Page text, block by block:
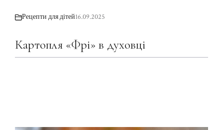
Рецепти для дітей16.09.2025
Картопля «Фрі» в духовці